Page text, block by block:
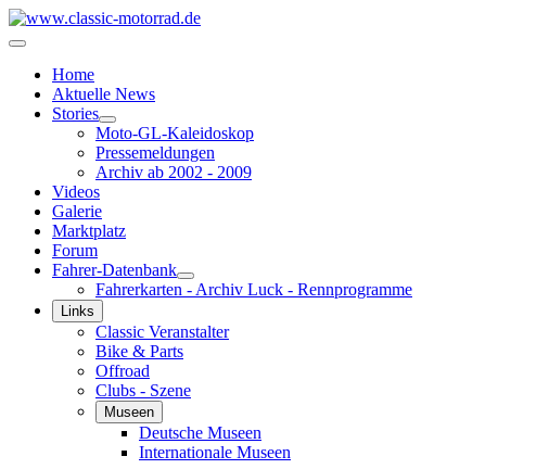
Home
Aktuelle News
Stories
Moto-GL-Kaleidoskop
Pressemeldungen
Archiv ab 2002 - 2009
Videos
Galerie
Marktplatz
Forum
Fahrer-Datenbank
Fahrerkarten - Archiv Luck - Rennprogramme
Links
Classic Veranstalter
Bike & Parts
Offroad
Clubs - Szene
Museen
Deutsche Museen
Internationale Museen